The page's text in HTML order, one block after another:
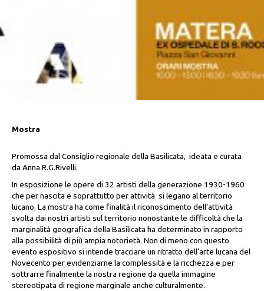
Mostra
Promossa dal Consiglio regionale della Basilicata, ideata e curata
da Anna R.G.Rivelli.
In esposizione le opere di 32 artisti della generazione 1930-1960
che per nascita e soprattutto per attività si legano al territorio
lucano. La mostra ha come finalità il riconoscimento dell’attività
svolta dai nostri artisti sul territorio nonostante le difficoltà che la
marginalità geografica della Basilicata ha determinato in rapporto
alla possibilità di più ampia notorietà. Non di meno con questo
evento espositivo si intende tracciare un ritratto dell’arte lucana del
Novecento per evidenziarne la complessità e la ricchezza e per
sottrarre finalmente la nostra regione da quella immagine
stereotipata di regione marginale anche culturalmente.